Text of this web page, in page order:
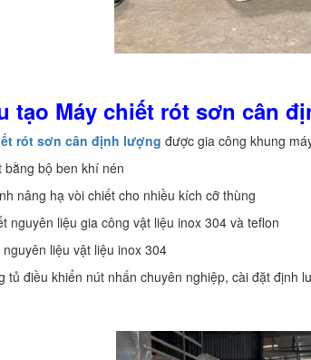
tạo Máy chiết rót sơn cân
rót sơn cân định lượng được gia công khung
bằng bộ ben khí nén
nâng hạ vòi chiết cho nhiều kích cỡ thùng
nguyên liệu gia công vật liệu inox 304 và teflon
liệu vật liệu inox 304
tủ điều khiển nút nhấn chuyên nghiệp, cài đặt định